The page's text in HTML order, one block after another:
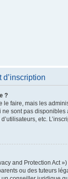
?
le faire, mais les
sont pas disponibles
etc.
and Protection Act
ou des tuteurs